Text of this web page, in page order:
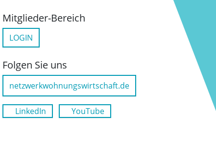
Mitglieder-Bereich
LOGIN
Folgen Sie uns
netzwerkwohnungswirtschaft.de
LinkedIn YouTube